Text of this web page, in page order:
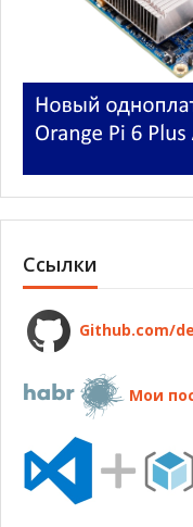
Ссылки
Github.com/
Мои